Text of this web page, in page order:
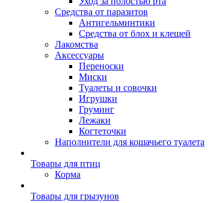
Средства от паразитов
Антигельминтики
Средства от блох и клещей
Лакомства
Аксессуары
Переноски
Миски
Туалеты и совочки
Игрушки
Груминг
Лежаки
Когтеточки
Наполнители для кошачьего туалета
Товары для птиц
Корма
Товары для грызунов